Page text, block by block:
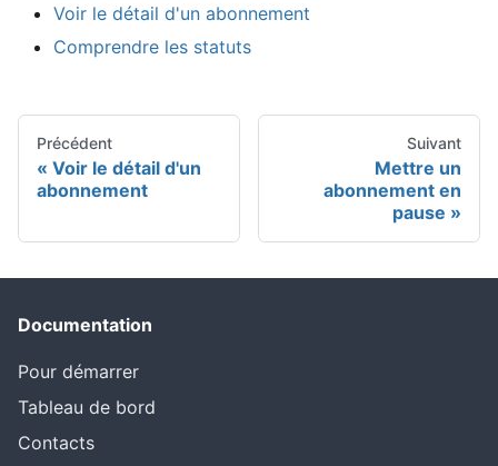
Voir le détail d'un abonnement
Comprendre les statuts
Précédent
Voir le détail d'un
abonnement
Suivant
Mettre un
abonnement en
pause
Documentation
Pour démarrer
Tableau de bord
Contacts